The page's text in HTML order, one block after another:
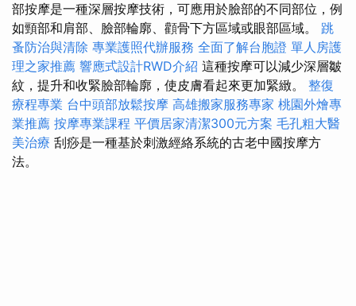
部按摩是一種深層按摩技術，可應用於臉部的不同部位，例
如頸部和肩部、臉部輪廓、顴骨下方區域或眼部區域。 跳
蚤防治與清除 專業護照代辦服務 全面了解台胞證 單人房護
理之家推薦 響應式設計RWD介紹 這種按摩可以減少深層皺
紋，提升和收緊臉部輪廓，使皮膚看起來更加緊緻。 整復
療程專業 台中頭部放鬆按摩 高雄搬家服務專家 桃園外燴專
業推薦 按摩專業課程 平價居家清潔300元方案 毛孔粗大醫
美治療 刮痧是一種基於刺激經絡系統的古老中國按摩方
法。